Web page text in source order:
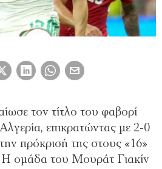
τον τίτλο του φαβορί
επικρατώντας με 2-0
πρόκρισή της στους «16»
ομάδα του Μουράτ Γιακίν